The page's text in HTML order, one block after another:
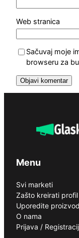
Web stranica
Sačuvaj moje
browseru za
Menu
Svi marketi
Zašto kreirati
Uporedite
O nama
Prijava /